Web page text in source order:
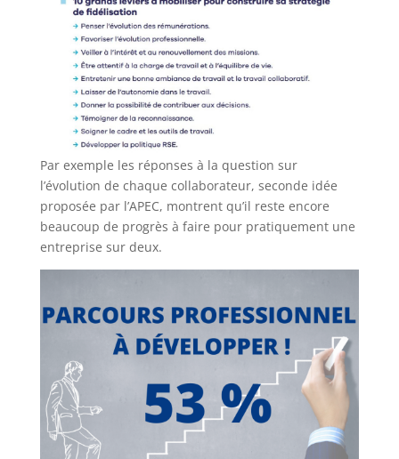
Par exemple les réponses à la question sur
l’évolution de chaque collaborateur, seconde idée
proposée par l’APEC, montrent qu’il reste encore
beaucoup de progrès à faire pour pratiquement une
entreprise sur deux.